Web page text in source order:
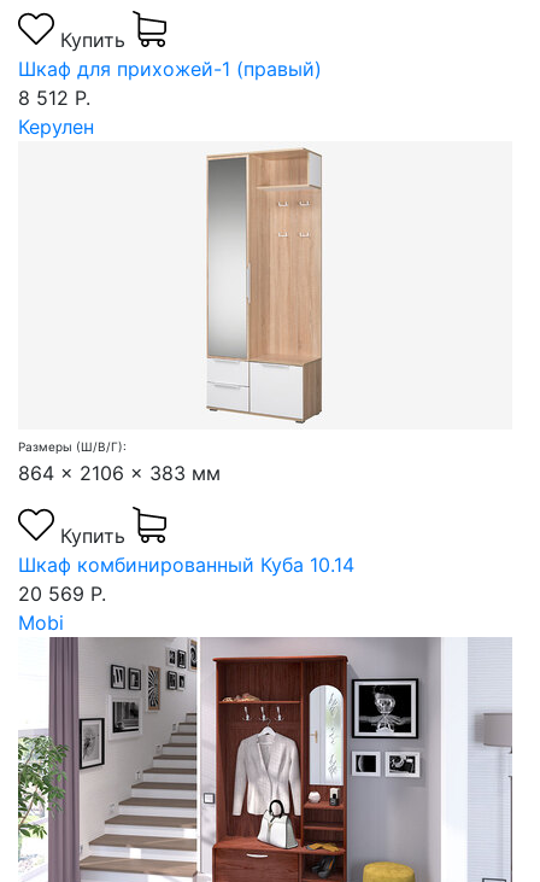
Купить
Шкаф для прихожей-1 (правый)
8 512 Р.
Керулен
Размеры (Ш/В/Г):
864 x 2106 x 383 мм
Купить
Шкаф комбинированный Куба 10.14
20 569 Р.
Mobi